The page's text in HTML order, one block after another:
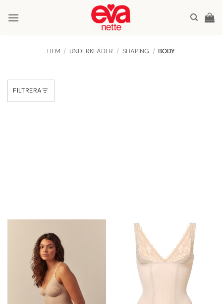
HEM / UNDERKLÄDER / SHAPING / BODY
FILTRERA